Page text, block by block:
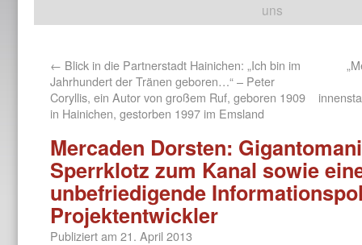
uns
← Blick in die Partnerstadt Hainichen: „Ich bin im
Jahrhundert der Tränen geboren…“ – Peter
Coryllis, ein Autor von großem Ruf, geboren 1909
in Hainichen, gestorben 1997 im Emsland
Mercaden Dorsten:
Sperrklotz zum Kanal sowie
unbefriedigende
Projektentwickler
Publiziert am 21. April 2013